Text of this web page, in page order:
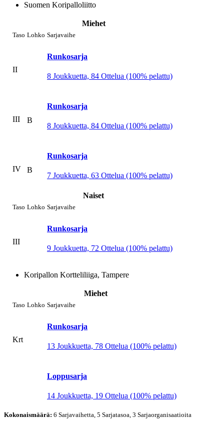
Suomen Koripalloliitto
Miehet
Taso Lohko Sarjavaihe
II
Runkosarja
8 Joukkuetta, 84 Ottelua (100% pelattu)
III B
Runkosarja
8 Joukkuetta, 84 Ottelua (100% pelattu)
IV B
Runkosarja
7 Joukkuetta, 63 Ottelua (100% pelattu)
Naiset
Taso Lohko Sarjavaihe
III
Runkosarja
9 Joukkuetta, 72 Ottelua (100% pelattu)
Koripallon Kortteliliiga, Tampere
Miehet
Taso Lohko Sarjavaihe
Krt
Runkosarja
13 Joukkuetta, 78 Ottelua (100% pelattu)
Loppusarja
14 Joukkuetta, 19 Ottelua (100% pelattu)
Kokonaismäärä: 6 Sarjavaihetta, 5 Sarjatasoa, 3 Sarjaorganisaatioita